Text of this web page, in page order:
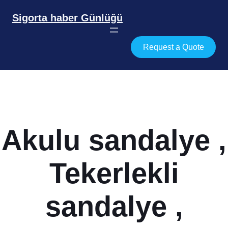
Sigorta haber Günlüğü
Request a Quote
Akulu sandalye ,
Tekerlekli
sandalye ,